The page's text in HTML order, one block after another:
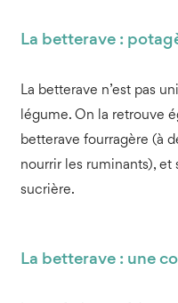
La betterave :
La betterave n’est pas
légume. On la retrouve
betterave fourragère (à
nourrir les ruminants), et
sucrière.
La betterave : une